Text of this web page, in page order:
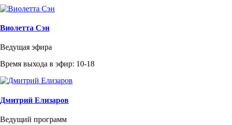
Виолетта Сэн
Ведущая эфира
Время выхода в эфир: 10-18
Дмитрий Елизаров
Ведущий программ